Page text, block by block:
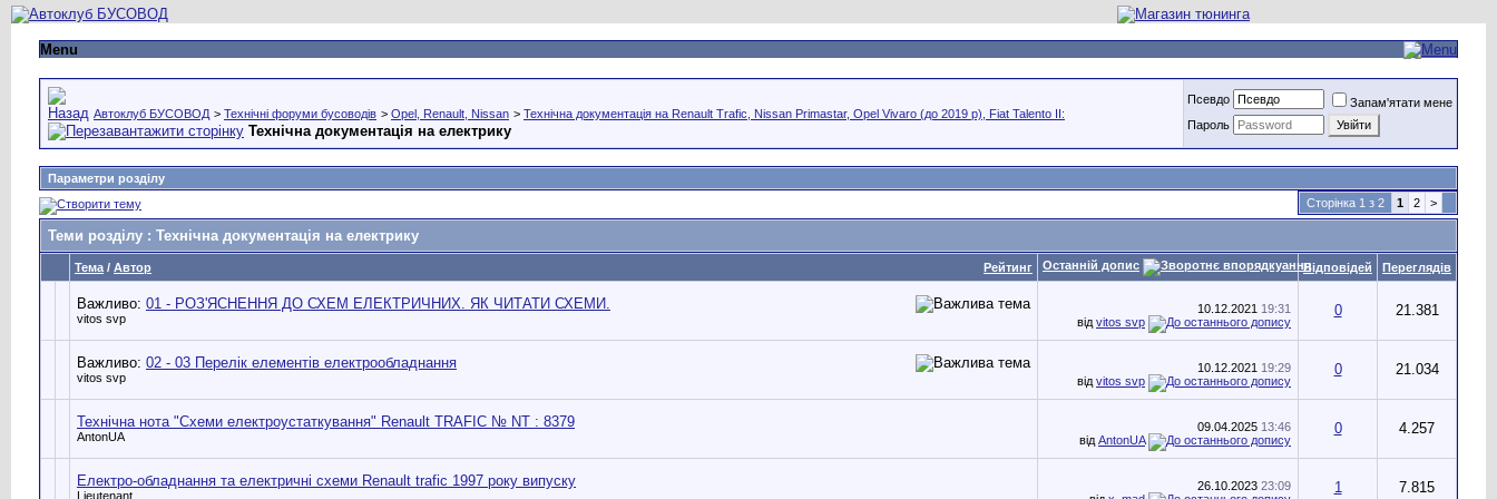
Menu
Автоклуб БУСОВОД > Технічні форуми бусоводів > Opel, Renault, Nissan > Технічна документація на Renault Trafic, Nissan Primastar, Оpel Vivaro (до 2019 р), Fiat Talento II:
Технічна документація на електрику
Псевдо
Запам'ятати мене
Пароль
Параметри розділу
Сторінка 1 з 2
1 2 >
Теми розділу : Технічна документація на електрику
Рейтинг
Тема / Автор Останній допис Відповідей Переглядів
Важливо: 01 - РОЗ'ЯСНЕННЯ ДО СХЕМ ЕЛЕКТРИЧНИХ. ЯК ЧИТАТИ СХЕМИ.
vitos svp
10.12.2021 19:31
від vitos svp
0 21.381
Важливо: 02 - 03 Перелік елементів електрообладнання
vitos svp
10.12.2021 19:29
від vitos svp
0 21.034
Технічна нота "Схеми електроустаткування" Renault TRAFIC № NT : 8379
AntonUA
09.04.2025 13:46
від AntonUA
0 4.257
Електро-обладнання та електричні схеми Renault trafic 1997 року випуску
Lieutenant
26.10.2023 23:09
1 7.815